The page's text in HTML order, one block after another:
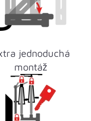
jednoduchá
montáž